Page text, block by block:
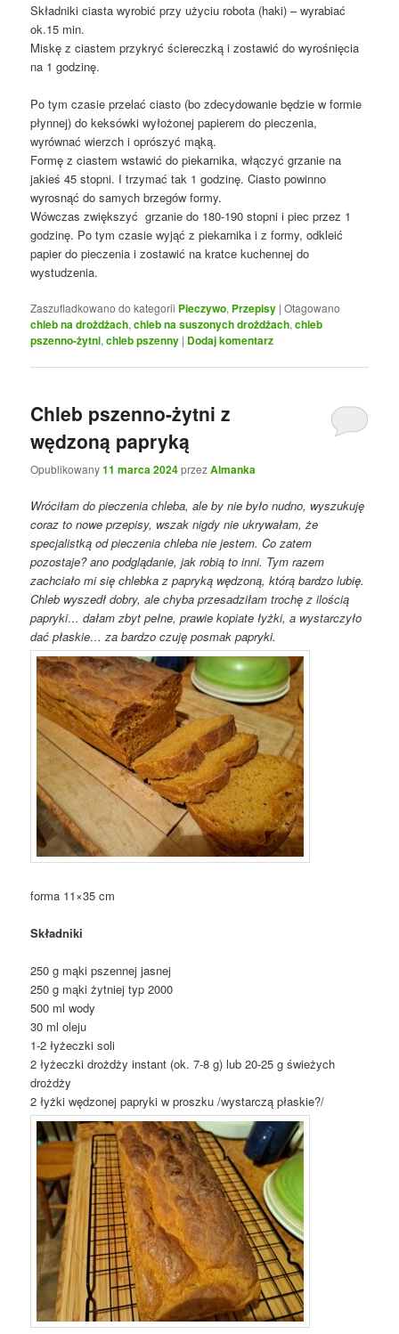
Składniki ciasta wyrobić przy użyciu robota (haki) – wyrabiać
ok.15 min.
Miskę z ciastem przykryć ściereczką i zostawić do wyrośnięcia
na 1 godzinę.
Po tym czasie przelać ciasto (bo zdecydowanie będzie w formie
płynnej) do keksówki wyłożonej papierem do pieczenia,
wyrównać wierzch i oprószyć mąką.
Formę z ciastem wstawić do piekarnika, włączyć grzanie na
jakieś 45 stopni. I trzymać tak 1 godzinę. Ciasto powinno
wyrosnąć do samych brzegów formy.
Wówczas zwiększyć grzanie do 180-190 stopni i piec przez 1
godzinę. Po tym czasie wyjąć z piekarnika i z formy, odkleić
papier do pieczenia i zostawić na kratce kuchennej do
wystudzenia.
Zaszufladkowano do kategorii Pieczywo, Przepisy |Otagowano
chleb na drożdżach,chleb na suszonych drożdżach,chleb
pszenno-żytni,chleb pszenny | Dodaj komentarz
Chleb pszenno-żytni z
wędzoną papryką
Opublikowany11 marca 2024przezAlmanka
Wróciłam do pieczenia chleba, ale by nie było nudno, wyszukuję
coraz to nowe przepisy, wszak nigdy nie ukrywałam, że
specjalistką od pieczenia chleba nie jestem. Co zatem
pozostaje? ano podglądanie, jak robią to inni. Tym razem
zachciało mi się chlebka z papryką wędzoną, którą bardzo lubię.
Chleb wyszedł dobry, ale chyba przesadziłam trochę z ilością
papryki… dałam zbyt pełne, prawie kopiate łyżki, a wystarczyło
dać płaskie… za bardzo czuję posmak papryki.
forma 11×35 cm
Składniki
250 g mąki pszennej jasnej
250 g mąki żytniej typ 2000
500 ml wody
30 ml oleju
1-2 łyżeczki soli
2 łyżeczki drożdży instant (ok. 7-8 g) lub 20-25 g świeżych
drożdży
2 łyżki wędzonej papryki w proszku /wystarczą płaskie?/